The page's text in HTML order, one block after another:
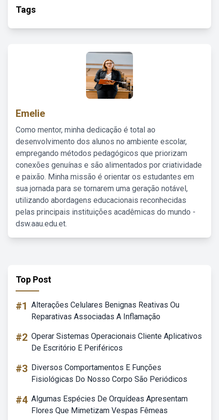
Tags
Emelie
Como mentor, minha dedicação é total ao
desenvolvimento dos alunos no ambiente escolar,
empregando métodos pedagógicos que priorizam
conexões genuínas e são alimentados por criatividade
e paixão. Minha missão é orientar os estudantes em
sua jornada para se tornarem uma geração notável,
utilizando abordagens educacionais reconhecidas
pelas principais instituições acadêmicas do mundo -
dsw.aau.edu.et.
Top Post
#1 Alterações Celulares Benignas Reativas Ou
Reparativas Associadas A Inflamação
#2 Operar Sistemas Operacionais Cliente Aplicativos
De Escritório E Periféricos
#3 Diversos Comportamentos E Funções
Fisiológicas Do Nosso Corpo São Periódicos
#4 Algumas Espécies De Orquídeas Apresentam
Flores Que Mimetizam Vespas Fêmeas